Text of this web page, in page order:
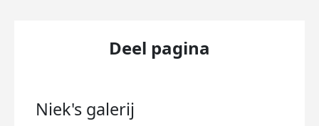
Deel pagina
Niek's galerij